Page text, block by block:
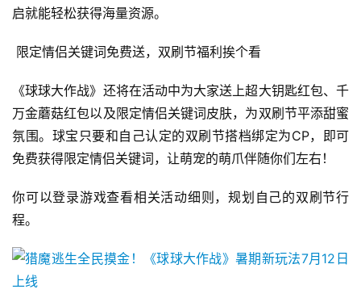
机
戏
休
闲
游
戏
2
0
5
第
十
启就能轻松获得海量资源。
限定情侣关键词免费送，双刷节福利挨个看
《球球大作战》还将在活动中为大家送上超大钥匙红包、千
万金蘑菇红包以及限定情侣关键词皮肤，为双刷节平添甜蜜
氛围。球宝只要和自己认定的双刷节搭档绑定为CP，即可
免费获得限定情侣关键词，让萌宠的萌爪伴随你们左右！
你可以登录游戏查看相关活动细则，规划自己的双刷节行
程。